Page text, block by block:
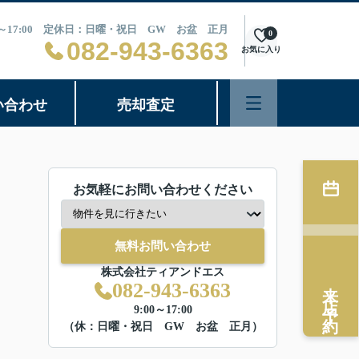
～17:00 定休日：日曜・祝日 GW お盆 正月
082-943-6363 お気に入り
0
合わせ 売却査定
お気軽にお問い合わせください
無料お問い合わせ
株式会社ティアンドエス
082-943-6363
9:00～17:00
（休：日曜・祝日 GW お盆 正月）
来店予約